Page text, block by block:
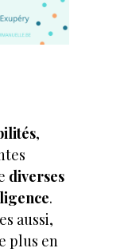
,
diverses
.
aussi,
plus en